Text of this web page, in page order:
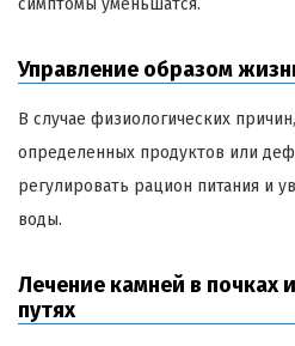
Управление образом
В случае физиологических
определенных продуктов или
регулировать рацион питания и
воды.
Лечение камней в
путях